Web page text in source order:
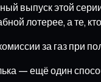
выпуск этой
лотерее, а те,
за газ при
— ещё один